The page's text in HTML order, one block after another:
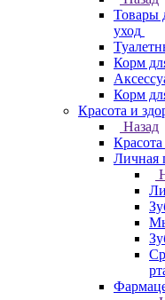
Товары
уход
Корм
Корм
Красота и
Назад
Личная